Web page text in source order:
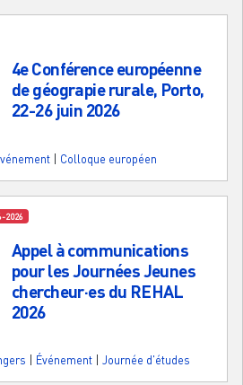
4e Conférence européenne
de géograpie rurale, Porto,
22-26 juin 2026
Colloque européen
2026
Appel à communications
pour les Journées Jeunes
chercheur·es du REHAL
2026
Événement Journée d'études